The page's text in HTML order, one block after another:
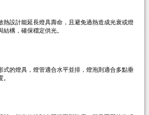
熱設計能延長燈具壽命，且避免過熱造成光衰或燈
構，確保穩定供光。
式的燈具，燈管適合水平並排，燈泡則適合多點垂